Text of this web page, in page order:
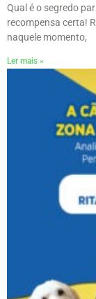
Qual é o segredo
recompensa certa!
naquele momento,
Ler mais »